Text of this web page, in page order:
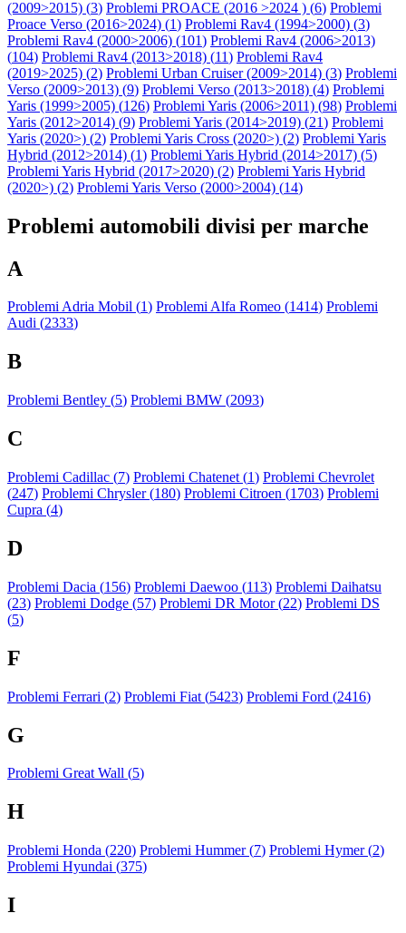
(2009>2015) (3) Problemi PROACE (2016 >2024 ) (6) Problemi
Proace Verso (2016>2024) (1) Problemi Rav4 (1994>2000) (3)
Problemi Rav4 (2000>2006) (101) Problemi Rav4 (2006>2013)
(104) Problemi Rav4 (2013>2018) (11) Problemi Rav4
(2019>2025) (2) Problemi Urban Cruiser (2009>2014) (3) Problemi
Verso (2009>2013) (9) Problemi Verso (2013>2018) (4) Problemi
Yaris (1999>2005) (126) Problemi Yaris (2006>2011) (98) Problemi
Yaris (2012>2014) (9) Problemi Yaris (2014>2019) (21) Problemi
Yaris (2020>) (2) Problemi Yaris Cross (2020>) (2) Problemi Yaris
Hybrid (2012>2014) (1) Problemi Yaris Hybrid (2014>2017) (5)
Problemi Yaris Hybrid (2017>2020) (2) Problemi Yaris Hybrid
(2020>) (2) Problemi Yaris Verso (2000>2004) (14)
Problemi automobili divisi per marche
A
Problemi Adria Mobil (1) Problemi Alfa Romeo (1414) Problemi
Audi (2333)
B
Problemi Bentley (5) Problemi BMW (2093)
C
Problemi Cadillac (7) Problemi Chatenet (1) Problemi Chevrolet
(247) Problemi Chrysler (180) Problemi Citroen (1703) Problemi
Cupra (4)
D
Problemi Dacia (156) Problemi Daewoo (113) Problemi Daihatsu
(23) Problemi Dodge (57) Problemi DR Motor (22) Problemi DS
(5)
F
Problemi Ferrari (2) Problemi Fiat (5423) Problemi Ford (2416)
G
Problemi Great Wall (5)
H
Problemi Honda (220) Problemi Hummer (7) Problemi Hymer (2)
Problemi Hyundai (375)
I